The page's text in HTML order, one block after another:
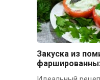
Закуска из